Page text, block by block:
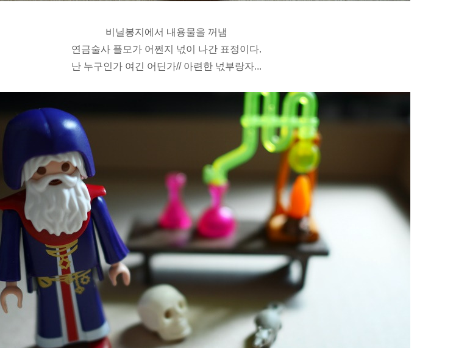
비닐봉지에서 내용물을 꺼냄
연금술사 플모가 어쩐지 넋이 나간 표정이다.
난 누구인가 여긴 어딘가// 아련한 넋부랑자...